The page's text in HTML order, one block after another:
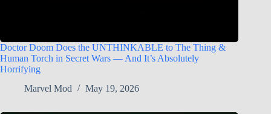
Doctor Doom Does the UNTHINKABLE to The Thing &
Human Torch in Secret Wars — And It’s Absolutely
Horrifying
Marvel Mod
May 19, 2026